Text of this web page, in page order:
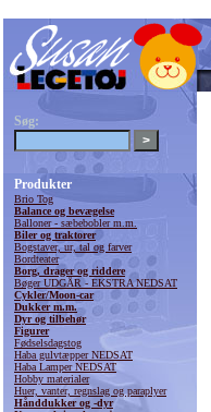
Søg:
Produkter
Brio Tog
Balance og bevægelse
Balloner - sæbebobler m.m.
Biler og traktorer
Bogstaver, ur, tal og farver
Bordteater
Borg, drager og riddere
Bøger UDGÅR - EKSTRA NEDSAT
Cykler/Moon-car
Dukker m.m.
Dyr og tilbehør
Figurer
Fødselsdagstog
Haba gulvtæpper NEDSAT
Haba Lamper NEDSAT
Hobby materialer
Huer, vanter, regnslag og paraplyer
Hånddukker og -dyr